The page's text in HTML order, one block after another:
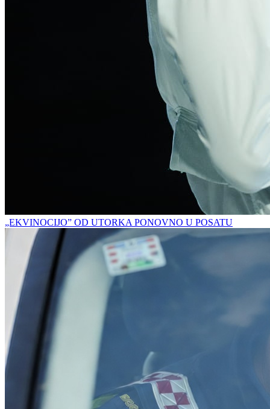
„EKVINOCIJO” OD UTORKA PONOVNO U POSATU